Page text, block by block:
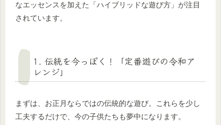
なエッセンスを加えた「ハイブリッドな遊び方」が注目
されています。
1. 伝統を今っぽく！「定番遊びの令和ア
レンジ」
まずは、お正月ならではの伝統的な遊び。これらを少し
工夫するだけで、今の子供たちも夢中になります。